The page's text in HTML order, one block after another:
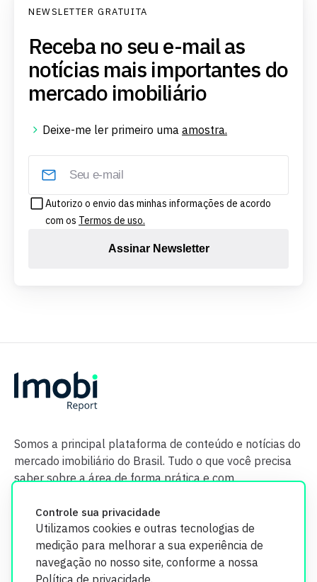
Controle sua privacidade
Utilizamos cookies e outras tecnologias de
medição para melhorar a sua experiência de
navegação no nosso site, conforme a nossa
Política de privacidade.
NEWSLETTER GRATUITA
Receba no seu e-mail as
notícias mais importantes do
mercado imobiliário
Deixe-me ler primeiro uma amostra.
Autorizo o envio das minhas informações de acordo
com os Termos de uso.
Assinar Newsletter
Somos a principal plataforma de conteúdo e notícias do
mercado imobiliário do Brasil. Tudo o que você precisa
saber sobre a área de forma prática e com